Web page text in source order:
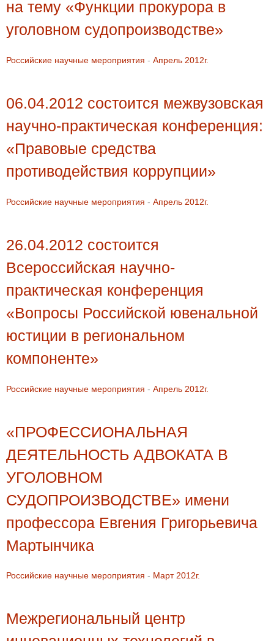
на тему «Функции прокурора в
уголовном судопроизводстве»
Российские научные мероприятия - Апрель 2012г.
06.04.2012 состоится межвузовская
научно-практическая конференция:
«Правовые средства
противодействия коррупции»
Российские научные мероприятия - Апрель 2012г.
26.04.2012 состоится
Всероссийская научно-
практическая конференция
«Вопросы Российской ювенальной
юстиции в региональном
компоненте»
Российские научные мероприятия - Апрель 2012г.
«ПРОФЕССИОНАЛЬНАЯ
ДЕЯТЕЛЬНОСТЬ АДВОКАТА В
УГОЛОВНОМ
СУДОПРОИЗВОДСТВЕ» имени
профессора Евгения Григорьевича
Мартынчика
Российские научные мероприятия - Март 2012г.
Межрегиональный центр